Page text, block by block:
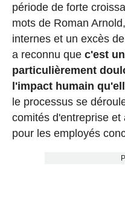
période de forte
mots de Roman
internes et un excès
a reconnu que c'est
particulièrement
l'impact humain
le processus se
comités d'entreprise
pour les employés